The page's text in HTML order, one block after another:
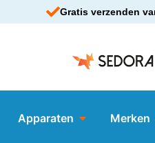
Gratis verzenden
Apparaten Merken